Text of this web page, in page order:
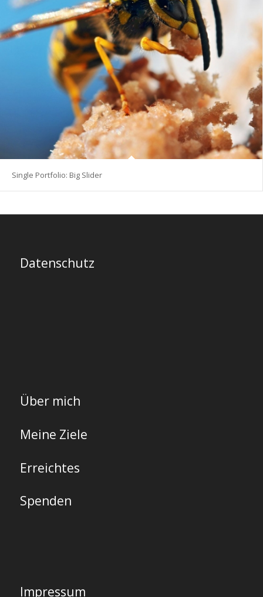
Single Portfolio: Big Slider
Datenschutz
Über mich
Meine Ziele
Erreichtes
Spenden
Impressum